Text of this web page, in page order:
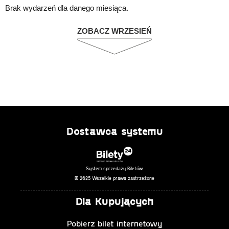
Brak wydarzeń dla danego miesiąca.
ZOBACZ WRZESIEŃ
Dostawca systemu
System sprzedaży Biletów
© 2025 Wszelkie prawa zastrzeżone
Dla Kupujących
Pobierz bilet internetowy